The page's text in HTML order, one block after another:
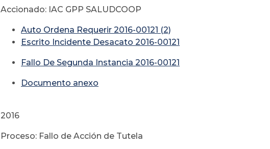
Accionado: IAC GPP SALUDCOOP
Auto Ordena Requerir 2016-00121 (2)
Escrito Incidente Desacato 2016-00121
Fallo De Segunda Instancia 2016-00121
Documento anexo
2016
Proceso: Fallo de Acción de Tutela